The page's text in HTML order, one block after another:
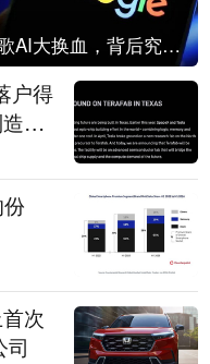
谷歌AI大换血，背后究竟发生了什么？
户得
带
次
司